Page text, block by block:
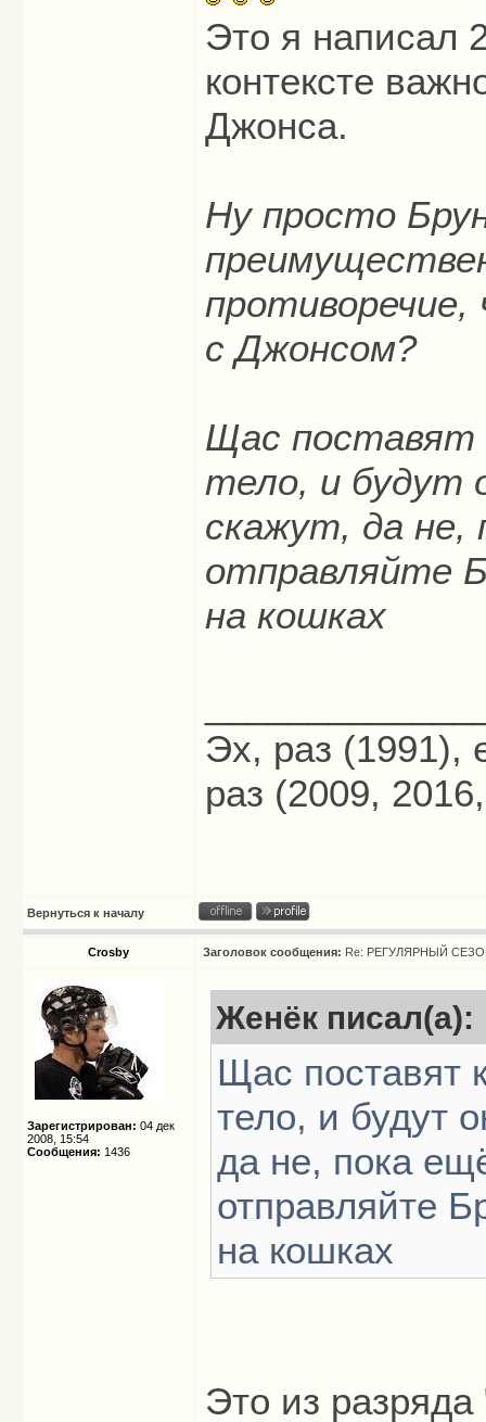
Это я написал
контексте
Джонса.
Ну просто
противоречие,
с Джонсом?
Щас поставят
тело, и будут
скажут, да не,
отправляйте
на кошках
Эх, раз (1991),
раз (2009,
Вернуться к началу
Crosby Заголовок сообщения: Re: РЕГУЛЯРНЫЙ
Зарегистрирован: 04 дек
2008, 15:54
Сообщения: 1436
Женёк писал(а):
Щас поставят
тело, и будут
да не, пока
отправляйте
на кошках
Это из